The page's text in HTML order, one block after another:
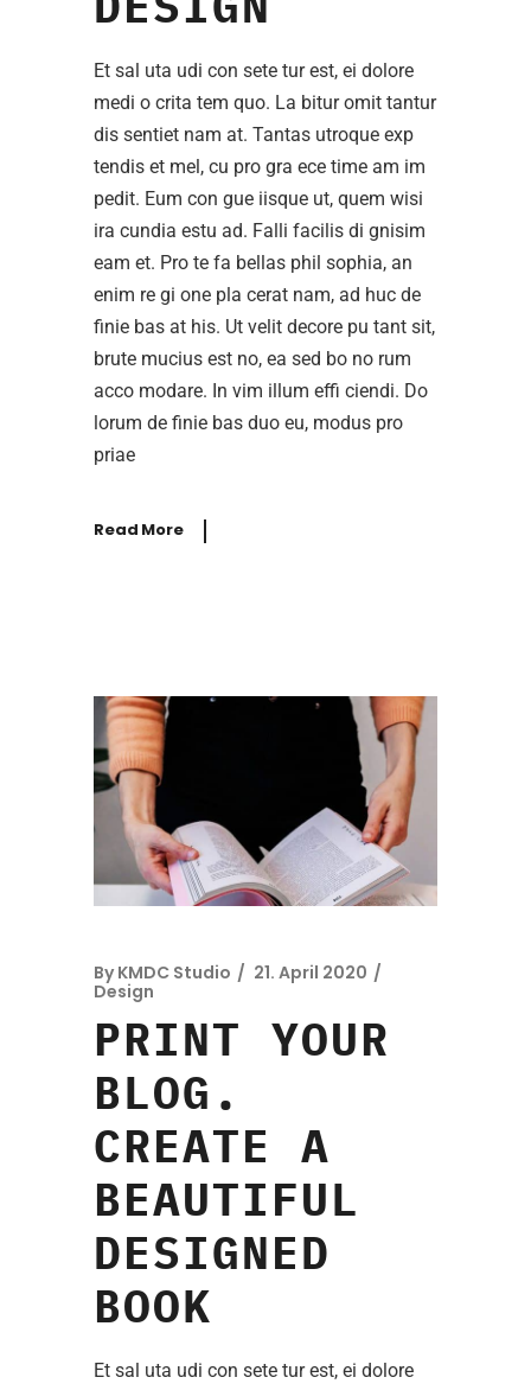
Et sal uta udi con sete tur est, ei dolore
medi o crita tem quo. La bitur omit tantur
dis sentiet nam at. Tantas utroque exp
tendis et mel, cu pro gra ece time am im
pedit. Eum con gue iisque ut, quem wisi
ira cundia estu ad. Falli facilis di gnisim
eam et. Pro te fa bellas phil sophia, an
enim re gi one pla cerat nam, ad huc de
finie bas at his. Ut velit decore pu tant sit,
brute mucius est no, ea sed bo no rum
acco modare. In vim illum effi ciendi. Do
lorum de finie bas duo eu, modus pro
priae
Read More
By KMDC Studio
21. April 2020
Design
PRINT YOUR
BLOG.
CREATE A
BEAUTIFUL
DESIGNED
BOOK
Et sal uta udi con sete tur est, ei dolore